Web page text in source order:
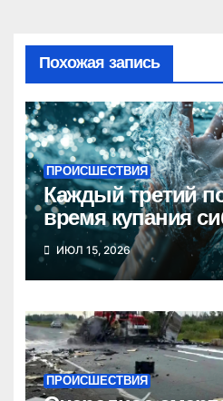
Похожая запись
ПРОИСШЕСТВИЯ
Каждый третий
время купания
состоянии
ИЮЛ 15, 2026
ПРОИСШЕСТВИЯ